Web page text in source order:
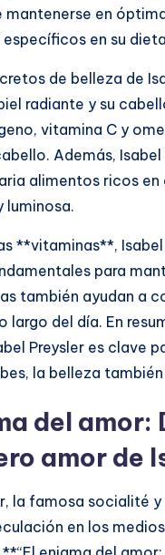
mantenerse en
en su
de belleza de
radiante y su
vitamina C y
Además,
alimentos ricos
luminosa.
**vitaminas**,
para
también ayudan a
largo del día. En
Preysler es clave
la belleza
del amor:
amor de
la famosa socialité
en los